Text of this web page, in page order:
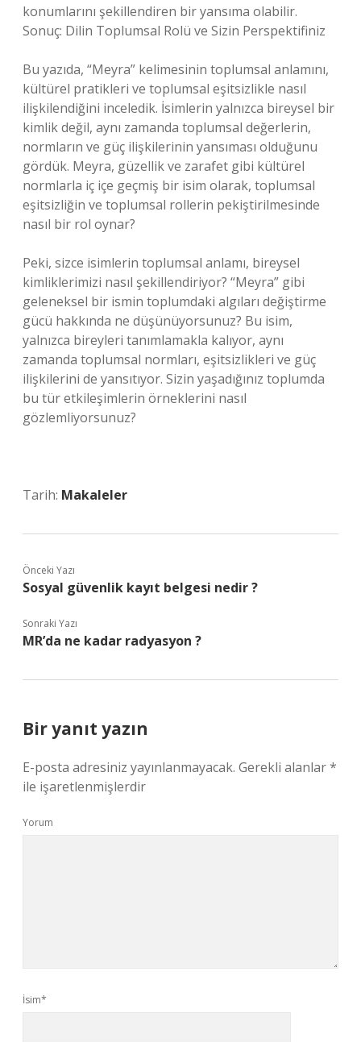
konumlarını şekillendiren bir yansıma olabilir.
Sonuç: Dilin Toplumsal Rolü ve Sizin Perspektifiniz
Bu yazıda, “Meyra” kelimesinin toplumsal anlamını,
kültürel pratikleri ve toplumsal eşitsizlikle nasıl
ilişkilendiğini inceledik. İsimlerin yalnızca bireysel bir
kimlik değil, aynı zamanda toplumsal değerlerin,
normların ve güç ilişkilerinin yansıması olduğunu
gördük. Meyra, güzellik ve zarafet gibi kültürel
normlarla iç içe geçmiş bir isim olarak, toplumsal
eşitsizliğin ve toplumsal rollerin pekiştirilmesinde
nasıl bir rol oynar?
Peki, sizce isimlerin toplumsal anlamı, bireysel
kimliklerimizi nasıl şekillendiriyor? “Meyra” gibi
geleneksel bir ismin toplumdaki algıları değiştirme
gücü hakkında ne düşünüyorsunuz? Bu isim,
yalnızca bireyleri tanımlamakla kalıyor, aynı
zamanda toplumsal normları, eşitsizlikleri ve güç
ilişkilerini de yansıtıyor. Sizin yaşadığınız toplumda
bu tür etkileşimlerin örneklerini nasıl
gözlemliyorsunuz?
Tarih: Makaleler
Önceki Yazı
Sosyal güvenlik kayıt belgesi nedir ?
Sonraki Yazı
MR’da ne kadar radyasyon ?
Bir yanıt yazın
E-posta adresiniz yayınlanmayacak. Gerekli alanlar*
ile işaretlenmişlerdir
Yorum
İsim*